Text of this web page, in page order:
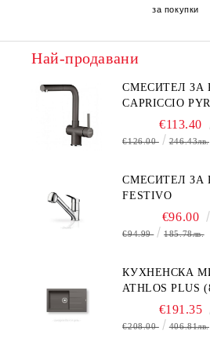
за покупки
Най-продавани
СМЕСИТЕЛ ЗА
CAPRICCIO
€113.40
€126.00 246.43лв.
СМЕСИТЕЛ ЗА
FESTIVO
€96.00
€94.99 185.78лв.
КУХНЕНСКА
ATHLOS PLUS
€191.35
€208.00 406.81лв.